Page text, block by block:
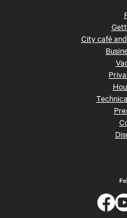
City café